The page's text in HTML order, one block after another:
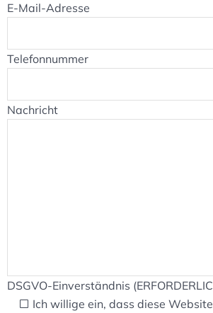
E-Mail-Adresse
Telefonnummer
Nachricht
DSGVO-Einverständnis
Ich willige ein, dass diese